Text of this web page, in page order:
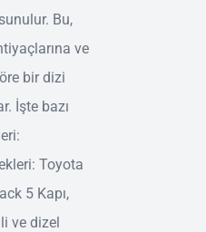
Bu,
ve
bir dizi
İşte bazı
Toyota
5 Kapı,
ve dizel